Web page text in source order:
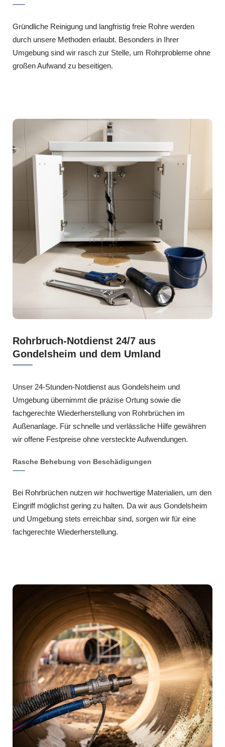
Gründliche Reinigung und langfristig freie Rohre werden
durch unsere Methoden erlaubt. Besonders in Ihrer
Umgebung sind wir rasch zur Stelle, um Rohrprobleme ohne
großen Aufwand zu beseitigen.
Rohrbruch-Notdienst 24/7 aus
Gondelsheim und dem Umland
Unser 24-Stunden-Notdienst aus Gondelsheim und
Umgebung übernimmt die präzise Ortung sowie die
fachgerechte Wiederherstellung von Rohrbrüchen im
Außenanlage. Für schnelle und verlässliche Hilfe gewähren
wir offene Festpreise ohne versteckte Aufwendungen.
Rasche Behebung von Beschädigungen
Bei Rohrbrüchen nutzen wir hochwertige Materialien, um den
Eingriff möglichst gering zu halten. Da wir aus Gondelsheim
und Umgebung stets erreichbar sind, sorgen wir für eine
fachgerechte Wiederherstellung.